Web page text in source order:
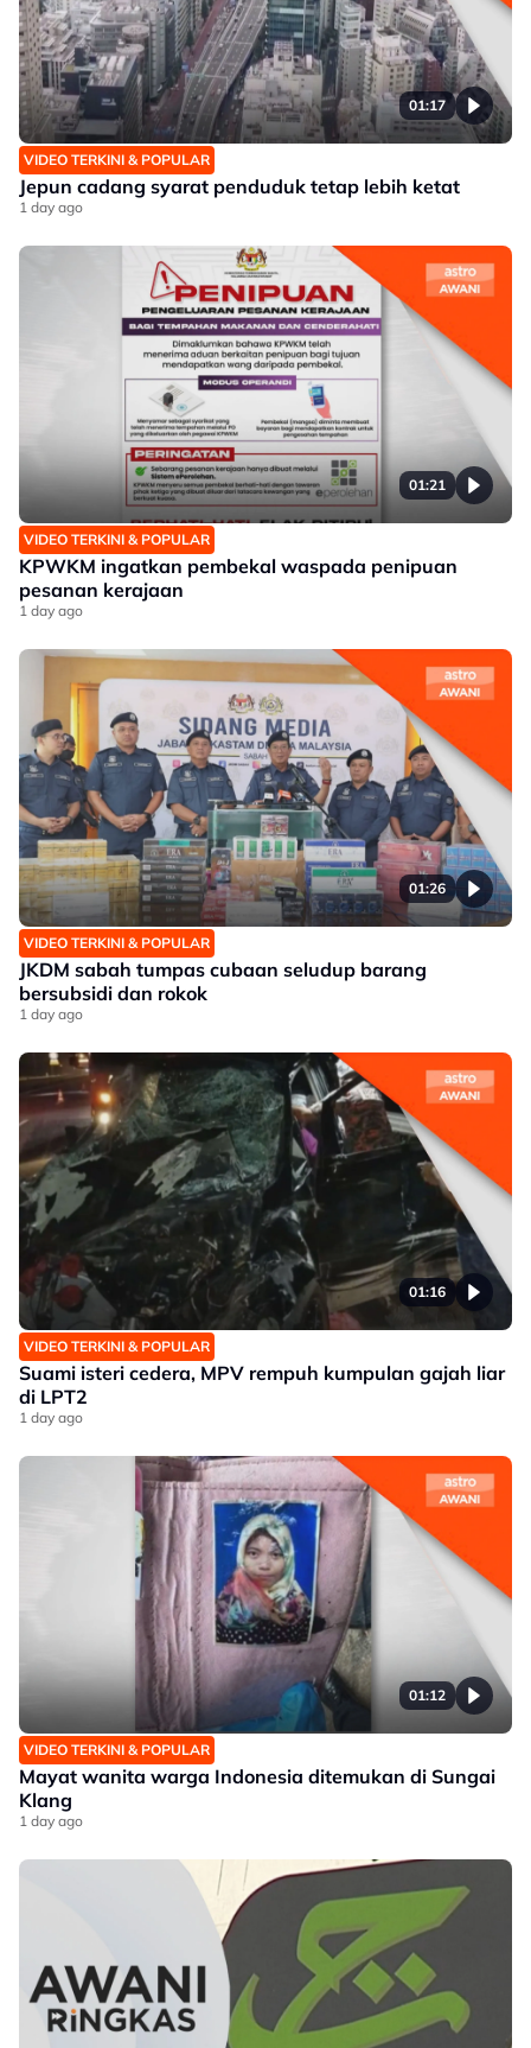
01:17
VIDEO TERKINI & POPULAR
Jepun cadang syarat penduduk tetap lebih ketat
1 day ago
01:21
VIDEO TERKINI & POPULAR
KPWKM ingatkan pembekal waspada penipuan
pesanan kerajaan
1 day ago
01:26
VIDEO TERKINI & POPULAR
JKDM sabah tumpas cubaan seludup barang
bersubsidi dan rokok
1 day ago
01:16
VIDEO TERKINI & POPULAR
Suami isteri cedera, MPV rempuh kumpulan gajah liar
di LPT2
1 day ago
01:12
VIDEO TERKINI & POPULAR
Mayat wanita warga Indonesia ditemukan di Sungai
Klang
1 day ago